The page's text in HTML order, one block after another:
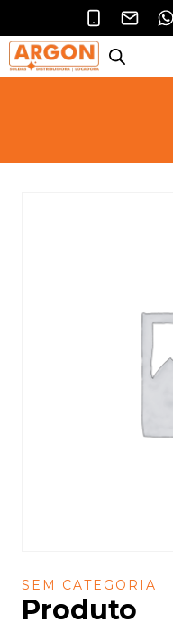
o
Conteúdo
SEM CATEGORIA
Produto